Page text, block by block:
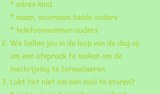
* adres kind
* naam, voornaam beide ouders
* telefoonnummer ouders
We bellen jou in de loop van de dag op
om een afspraak te maken om de
inschrijving te formaliseren.
Lukt het niet om een mail te sturen?